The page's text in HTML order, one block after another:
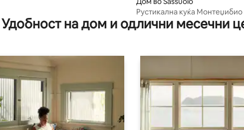
Рустикална куќа Монтеџибио
поглед на замокот
Удобност на дом и одлични месечни